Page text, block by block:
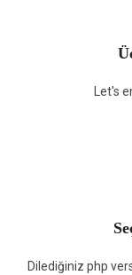
Let's
Dilediğiniz php